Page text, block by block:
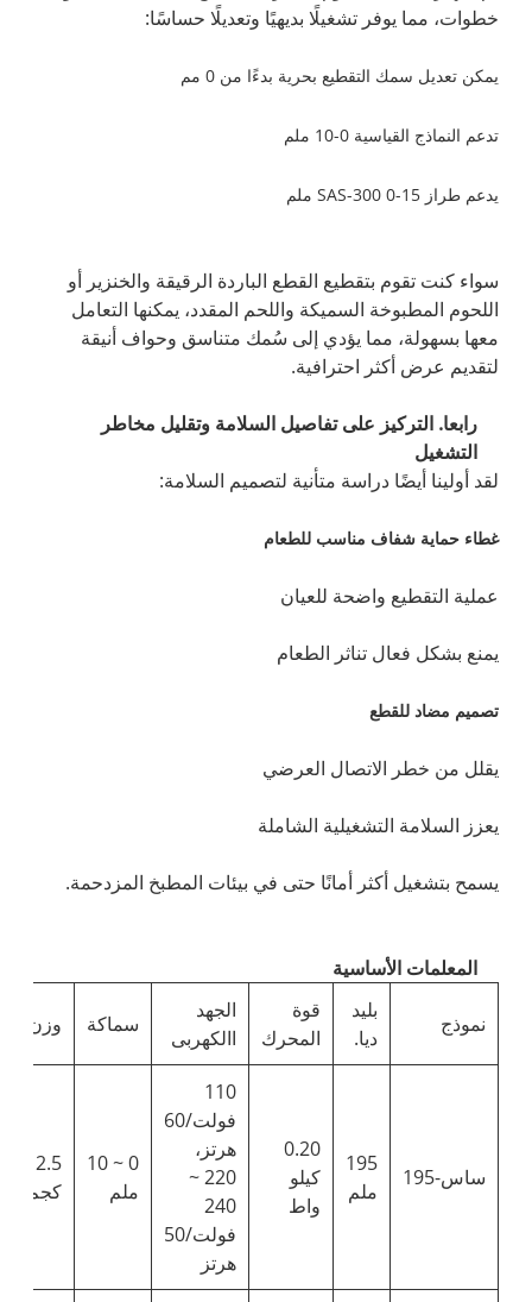
خطوات، مما يوفر تشغيلًا بديهيًا وتعديلًا حساسًا:
يمكن تعديل سمك التقطيع بحرية بدءًا من 0 مم
تدعم النماذج القياسية 0-10 ملم
يدعم طراز SAS-300 0-15 ملم
سواء كنت تقوم بتقطيع القطع الباردة الرقيقة والخنزير أو
اللحوم المطبوخة السميكة واللحم المقدد، يمكنها التعامل
معها بسهولة، مما يؤدي إلى سُمك متناسق وحواف أنيقة
لتقديم عرض أكثر احترافية.
رابعا. التركيز على تفاصيل السلامة وتقليل مخاطر
التشغيل
لقد أولينا أيضًا دراسة متأنية لتصميم السلامة:
غطاء حماية شفاف مناسب للطعام
عملية التقطيع واضحة للعيان
يمنع بشكل فعال تناثر الطعام
تصميم مضاد للقطع
يقلل من خطر الاتصال العرضي
يعزز السلامة التشغيلية الشاملة
يسمح بتشغيل أكثر أمانًا حتى في بيئات المطبخ المزدحمة.
المعلمات الأساسية
نموذج
بليد
ديا.
قوة
المحرك
الجهد
االكهربى
سماكة وزن
ساس-195
195
ملم
0.20
كيلو
واط
110
فولت/60
هرتز،
220 ~
240
فولت/50
هرتز
0 ~ 10
ملم
12.5
كجم